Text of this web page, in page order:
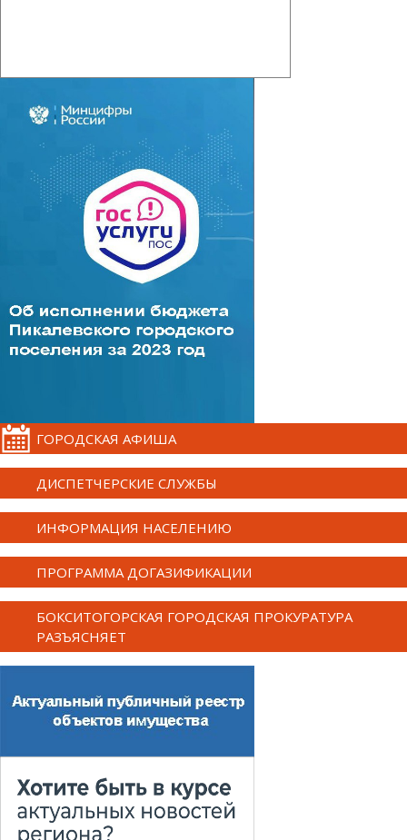
ГОРОДСКАЯ АФИША
ДИСПЕТЧЕРСКИЕ СЛУЖБЫ
ИНФОРМАЦИЯ НАСЕЛЕНИЮ
ПРОГРАММА ДОГАЗИФИКАЦИИ
БОКСИТОГОРСКАЯ ГОРОДСКАЯ ПРОКУРАТУРА
РАЗЪЯСНЯЕТ